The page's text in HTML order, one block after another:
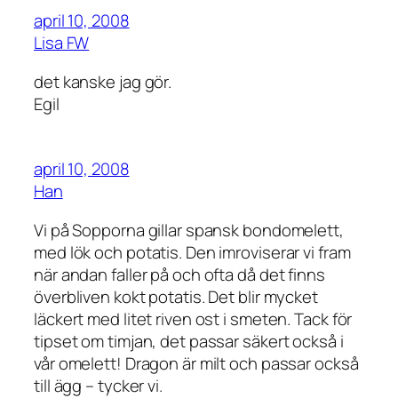
april 10, 2008
Lisa FW
det kanske jag gör.
Egil
april 10, 2008
Han
Vi på Sopporna gillar spansk bondomelett,
med lök och potatis. Den imroviserar vi fram
när andan faller på och ofta då det finns
överbliven kokt potatis. Det blir mycket
läckert med litet riven ost i smeten. Tack för
tipset om timjan, det passar säkert också i
vår omelett! Dragon är milt och passar också
till ägg – tycker vi.